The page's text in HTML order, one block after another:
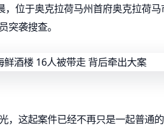
，位于奥克拉荷马州首府奥克拉荷
突袭搜查。
，这起案件已经不再只是一起普通